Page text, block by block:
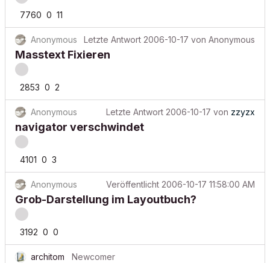
7760 0 11
Anonymous Letzte Antwort 2006-10-17 von Anonymous
Masstext Fixieren
2853 0 2
Anonymous Letzte Antwort 2006-10-17 von zzyzx
navigator verschwindet
4101 0 3
Anonymous Veröffentlicht 2006-10-17 11:58:00 AM
Grob-Darstellung im Layoutbuch?
3192 0 0
architom Newcomer